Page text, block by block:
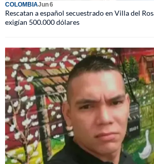
COLOMBIAJun 6
Rescatan a español secuestrado en Villa del
exigían 500.000 dólares